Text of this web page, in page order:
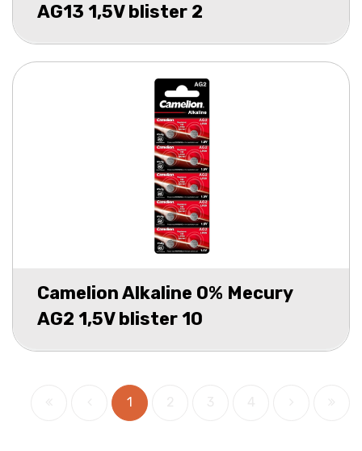
AG13 1,5V blister 2
Camelion Alkaline 0% Mecury
AG2 1,5V blister 10
1